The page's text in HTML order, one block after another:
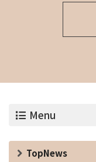
Menu
TopNews